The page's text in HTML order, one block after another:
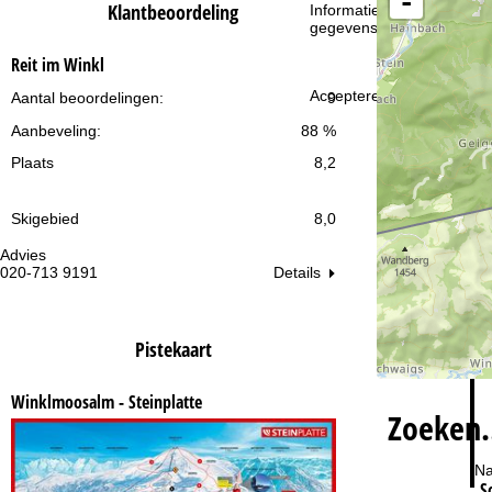
Informatie over de
gegevensbescherming
Accepteren
Advies
020-713 9191
vr:
Klantbeoordeling
Reit im Winkl
9
Aantal beoordelingen:
88 %
Aanbeveling:
Plaats
8,2
Skigebied 8,0
Details
Pistekaart
Winklmoosalm - Steinplatte
n